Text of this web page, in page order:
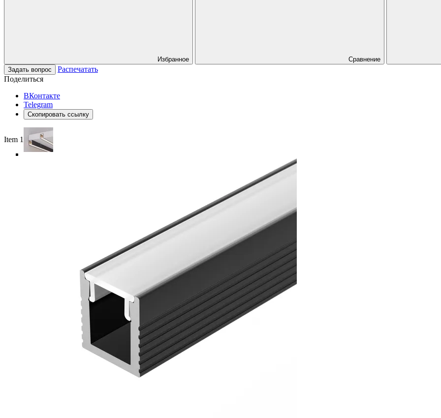
Избранное
Сравнение
Задать вопрос
Распечатать
Поделиться
ВКонтакте
Telegram
Скопировать ссылку
Item 1 of 6